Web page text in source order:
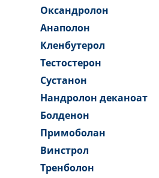
Оксандролон
Анаполон
Кленбутерол
Тестостерон
Сустанон
Нандролон деканоат
Болденон
Примоболан
Винстрол
Тренболон